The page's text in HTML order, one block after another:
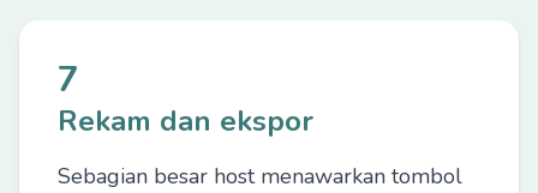
7
Rekam dan ekspor
Sebagian besar host menawarkan tombol